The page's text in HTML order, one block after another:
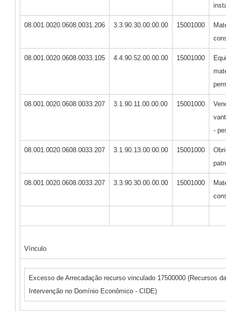
08.001.0020.0608.0031.206 3.3.90.30.00.00.00 15001000
08.001.0020.0608.0033.105 4.4.90.52.00.00.00 15001000
08.001.0020.0608.0033.207 3.1.90.11.00.00.00 15001000
-
08.001.0020.0608.0033.207 3.1.90.13.00.00.00 15001000
08.001.0020.0608.0033.207 3.3.90.30.00.00.00 15001000
Vínculo
Excesso de Arrecadação recurso vinculado 17500000 (Recursos
Intervenção no Domínio Econômico - CIDE)